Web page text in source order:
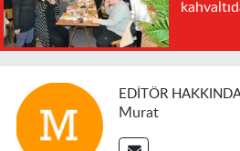
EDITÖR
Murat